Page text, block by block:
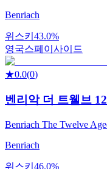
Benriach
위스키 43.0%
영국스페이사이드
★0.0(0)
벤리악 더 트웰브
Benriach The Twelve
Benriach
위스키 46.0%